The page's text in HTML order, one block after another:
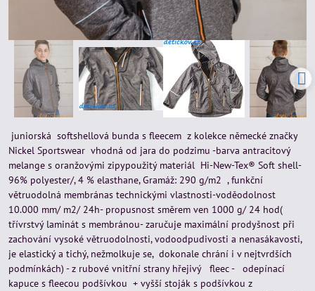
juniorská softshellová bunda s fleecem z kolekce německé značky
Nickel Sportswear vhodná od jara do podzimu -barva antracitový
melange s oranžovými zipypoužitý materiál Hi-New-Tex® Soft shell-
96% polyester/, 4 % elasthane, Gramáž: 290 g/m2 , funkční
větruodolná membránas technickými vlastnosti-voděodolnost
10.000 mm/ m2/ 24h- propusnost směrem ven 1000 g/ 24 hod(
třívrstvý laminát s membránou- zaručuje maximální prodyšnost při
zachování vysoké větruodolnosti, vodoodpudivosti a nenasákavosti,
je elastický a tichý, nežmolkuje se, dokonale chrání i v nejtvrdších
podmínkách) - z rubové vnitřní strany hřejivý fleec - odepínací
kapuce s fleecou podšívkou + vyšší stoják s podšívkou z